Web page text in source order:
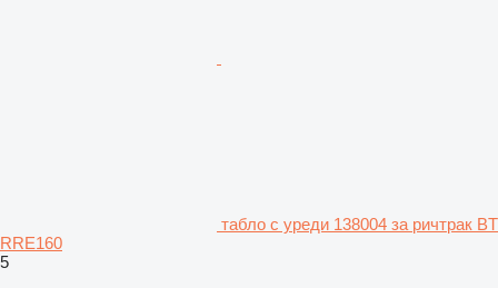
табло с уреди 138004 за ричтрак BT
RRE160
5